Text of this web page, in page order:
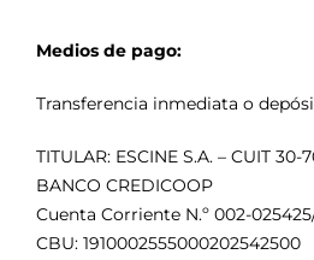
Medios de pago:
Transferencia inmediata o
TITULAR: ESCINE S.A. – CUIT 30-
BANCO CREDICOOP
Cuenta Corriente N.º 002-
CBU: 1910002555000202542500